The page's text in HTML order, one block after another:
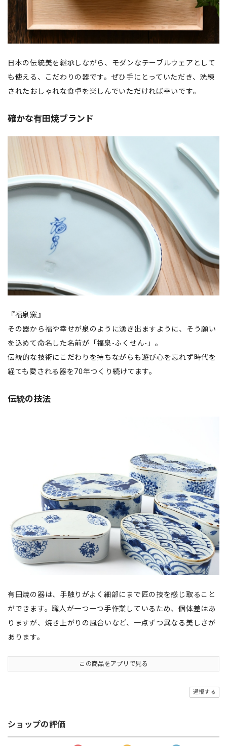
日本の伝統美を継承しながら、モダンなテーブルウェアとして
も使える、こだわりの器です。ぜひ手にとっていただき、洗練
されたおしゃれな食卓を楽しんでいただければ幸いです。
確かな有田焼ブランド
『福泉窯』
その器から福や幸せが泉のように湧き出ますように、そう願い
を込めて命名した名前が「福泉-ふくせん-」。
伝統的な技術にこだわりを持ちながらも遊び心を忘れず時代を
経ても愛される器を70年つくり続けてます。
伝統の技法
有田焼の器は、手触りがよく細部にまで匠の技を感じ取ること
ができます。職人が一つ一つ手作業しているため、個体差はあ
りますが、焼き上がりの風合いなど、一点ずつ異なる美しさが
あります。
この商品をアプリで見る
通報する
ショップの評価